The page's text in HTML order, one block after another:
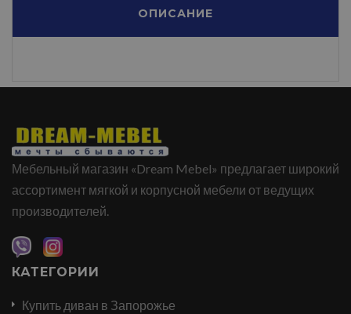
ОПИСАНИЕ
Мебельный магазин «Dream Mebel» предлагает широкий
ассортимент мягкой и корпусной мебели от ведущих
производителей.
КАТЕГОРИИ
Купить диван в Запорожье